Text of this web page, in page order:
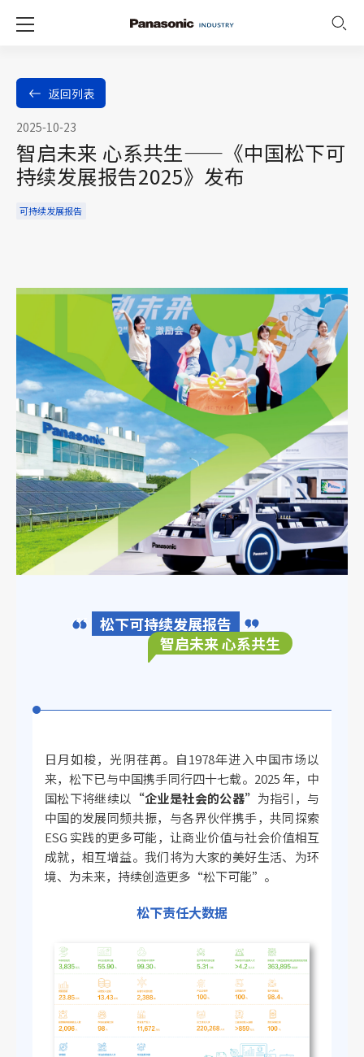
返回列表
2025-10-23
智启未来 心系共生——《中国松下可
持续发展报告2025》发布
可持续发展报告
松下可持续发展报告
智启未来 心系共生
日月如梭，光阴荏苒。自1978年进入中国市场以
来，松下已与中国携手同行四十七载。2025 年，中
国松下将继续以 “企业是社会的公器” 为指引，与
中国的发展同频共振，与各界伙伴携手，共同探索
ESG 实践的更多可能，让商业价值与社会价值相互
成就，相互增益。我们将为大家的美好生活、为环
境、为未来，持续创造更多“松下可能”。
松下责任大数据